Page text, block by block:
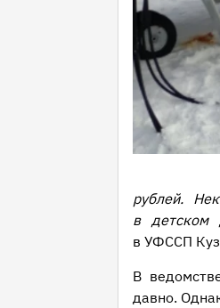
рублей.
в детском
в УФССП
В
давно.